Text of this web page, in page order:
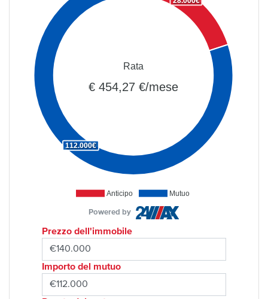
Anticipo Mutuo
112.000€
Rata
€ 454,27 €/mese
Powered by
Prezzo dell'immobile
Importo del mutuo